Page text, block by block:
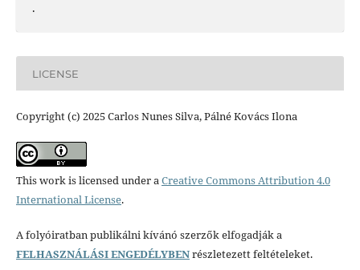
.
LICENSE
Copyright (c) 2025 Carlos Nunes Silva, Pálné Kovács Ilona
This work is licensed under aCreative Commons Attribution 4.0
International License.
A folyóiratban publikálni kívánó szerzők elfogadják a
FELHASZNÁLÁSI ENGEDÉLYBENrészletezett feltételeket.